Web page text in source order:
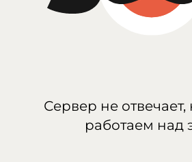
Сервер не
работаем над